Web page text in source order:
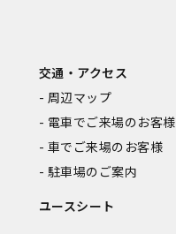
交通・アクセス
周辺マップ
電車でご来場のお客様
車でご来場のお客様
駐車場のご案内
ユースシート